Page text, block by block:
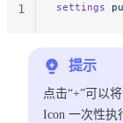
settings
1
提示
点击“+”可以
Icon 一次性执